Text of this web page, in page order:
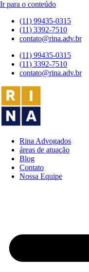
Ir para o conteúdo
(11) 99435-0315
(11) 3392-7510
contato@rina.adv.br
(11) 99435-0315
(11) 3392-7510
contato@rina.adv.br
Rina Advogados
áreas de atuação
Blog
Contato
Nossa Equipe